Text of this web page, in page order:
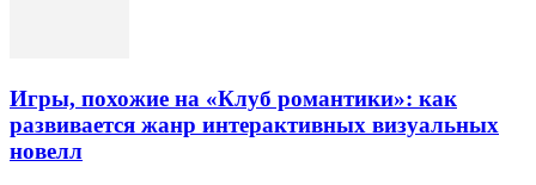
Игры, похожие на «Клуб романтики»: как
развивается жанр интерактивных визуальных
новелл